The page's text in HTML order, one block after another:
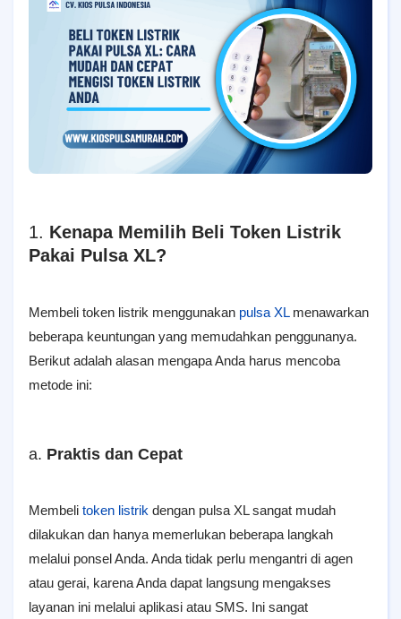
1. Kenapa Memilih Beli Token Listrik
Pakai Pulsa XL?
Membeli token listrik menggunakan pulsa XLmenawarkan
beberapa keuntungan yang memudahkan penggunanya.
Berikut adalah alasan mengapa Anda harus mencoba
metode ini:
a. Praktis dan Cepat
Membeli token listrik dengan pulsa XL sangat mudah
dilakukan dan hanya memerlukan beberapa langkah
melalui ponsel Anda. Anda tidak perlu mengantri di agen
atau gerai, karena Anda dapat langsung mengakses
layanan ini melalui aplikasi atau SMS. Ini sangat